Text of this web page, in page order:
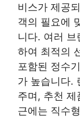
비스가 제공
객의 필요에
니다. 여러 브
하여 최적의
포함된 정수
가 높습니다.
주며, 추천 제
근에는 직수